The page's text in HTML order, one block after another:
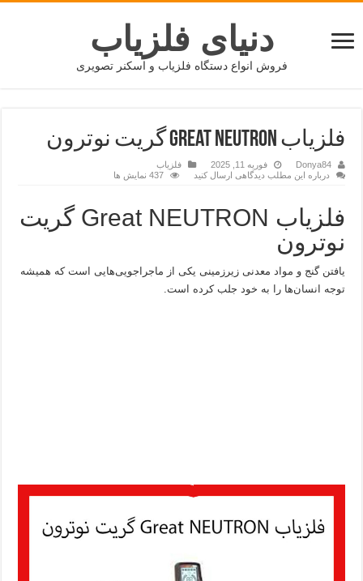
دنیای فلزیاب
فروش انواع دستگاه فلزیاب و اسکنر تصویری
فلزیاب Great NEUTRON گریت نوترون
Donya84 فوریه 11, 2025
فلزیاب
درباره این مطلب دیدگاهی ارسال کنید
437 نمایش ها
فلزیاب Great NEUTRON گریت
نوترون
یافتن گنج و مواد معدنی زیرزمینی یکی از ماجراجویی‌هایی است که همیشه
توجه انسان‌ها را به خود جلب کرده است.